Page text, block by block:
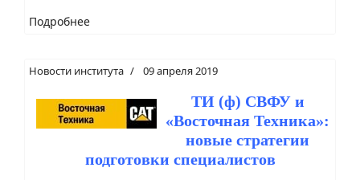
Подробнее
Новости института 09 апреля 2019
ТИ (ф) СВФУ и
«Восточная Техника»:
новые стратегии
подготовки специалистов